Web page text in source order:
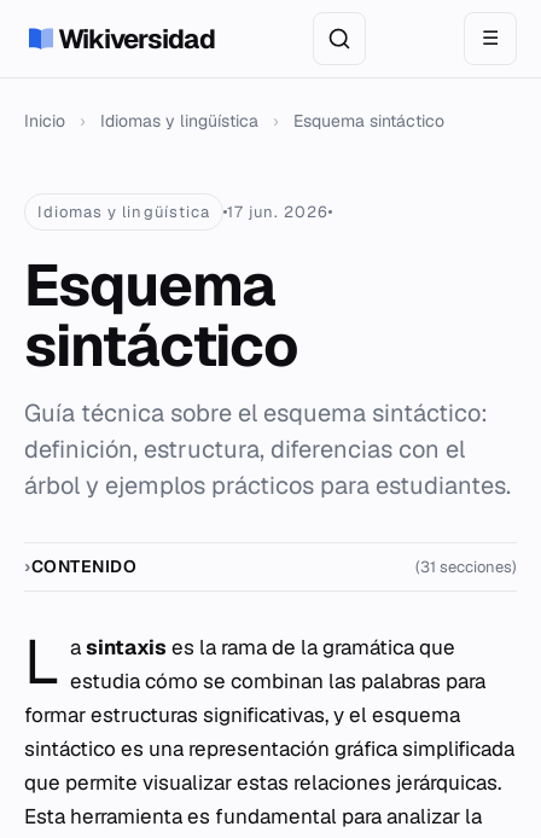
Wikiversidad ☰
Inicio › Idiomas y lingüística › Esquema sintáctico
Idiomas y lingüística 17 jun. 2026
Esquema
sintáctico
Guía técnica sobre el esquema sintáctico:
definición, estructura, diferencias con el
árbol y ejemplos prácticos para estudiantes.
CONTENIDO (31 secciones)
L asintaxis es la rama de la gramática que
estudia cómo se combinan las palabras para
formar estructuras significativas, y el esquema
sintáctico es una representación gráfica simplificada
que permite visualizar estas relaciones jerárquicas.
Esta herramienta es fundamental para analizar la